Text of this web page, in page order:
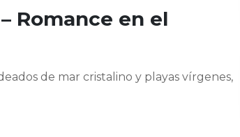
Romance en el
de mar cristalino y playas vírgenes,